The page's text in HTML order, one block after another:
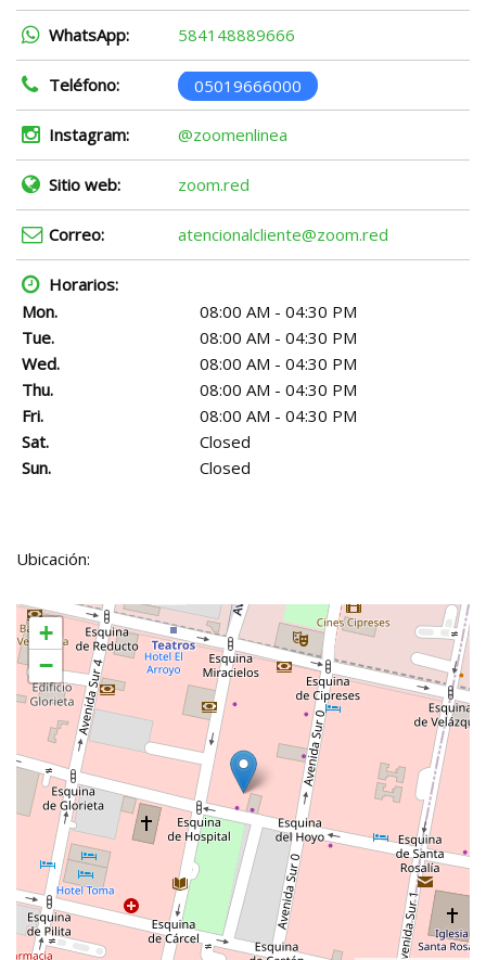
WhatsApp: 584148889666
Teléfono: 05019666000
Instagram: @zoomenlinea
Sitio web: zoom.red
Correo: atencionalcliente@zoom.red
Horarios:
Mon.
08:00 AM - 04:30 PM
Tue.
08:00 AM - 04:30 PM
Wed.
08:00 AM - 04:30 PM
Thu.
08:00 AM - 04:30 PM
Fri.
08:00 AM - 04:30 PM
Sat.
Closed
Sun.
Closed
Ubicación:
+
−